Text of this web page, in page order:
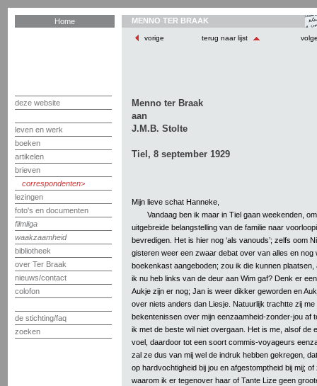
Home
deze website
leven en werk
boeken
artikelen
brieven
correspondenten
lezingen
foto's en documenten
filmliga
waakzaamheid
bibliotheek
over Ter Braak
nieuws/contact
colofon
de stichting/faq
zoeken
MENNO TER BRAAK
vorige terug naar lijst
Menno ter Braak
aan
J.M.B. Stolte
Tiel, 8 september 1929
Mijn lieve schat Hanneke,
Vandaag ben ik maar in Tiel gaan weekenden,
uitgebreide belangstelling van de familie naar
bevredigen. Het is hier nog ‘als vanouds’; zelfs oom
gisteren weer een zwaar debat over van alles en nog
boekenkast aangeboden; zou ik die kunnen plaatsen,
ik nu heb links van de deur aan Wim gaf? Denk er
Aukje zijn er nog; Jan is weer dikker geworden en
over niets anders dan Liesje. Natuurlijk trachtte zij
bekentenissen over mijn eenzaamheid-zonder-jou af
ik met de beste wil niet overgaan. Het is me, alsof de
voel, daardoor tot een soort commis-voyageurs
zal ze dus van mij wel de indruk hebben gekregen,
op hardvochtigheid bij jou en afgestomptheid bij mij;
waarom ik er tegenover haar of Tante Lize geen